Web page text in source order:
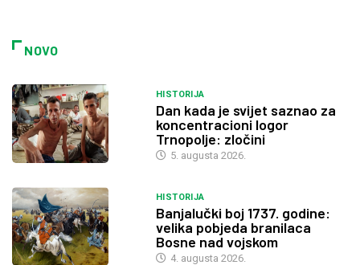
NOVO
HISTORIJA
Dan kada je svijet saznao za
koncentracioni logor
Trnopolje: zločini
5. augusta 2026.
HISTORIJA
Banjalučki boj 1737. godine:
velika pobjeda branilaca
Bosne nad vojskom
4. augusta 2026.